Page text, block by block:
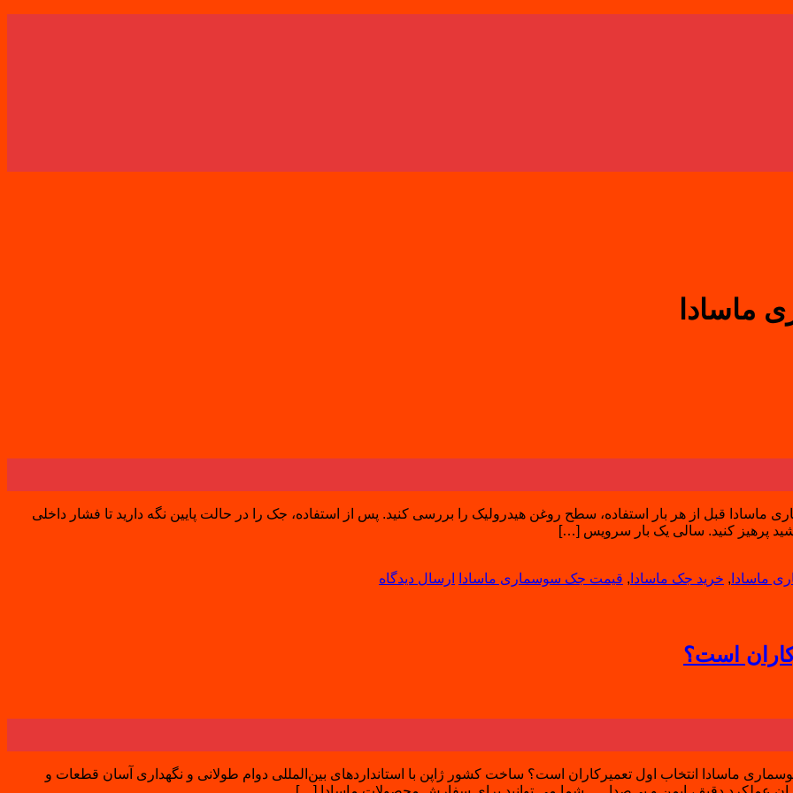
ماسادا
قبل از هر بار استفاده، سطح روغن هیدرولیک را بررسی کنید. پس از استفاده، جک را در حالت پایین نگه دارید تا فشار داخلی
پرهیز کنید. سالی یک بار سرویس […]
ماسادا , خرید جک ماسادا , قیمت جک سوسماری ماسادا ارسال دیدگاه
است؟
ماسادا انتخاب اول تعمیرکاران است؟ ساخت کشور ژاپن با استانداردهای بین‌المللی دوام طولانی و نگهداری آسان قطعات و